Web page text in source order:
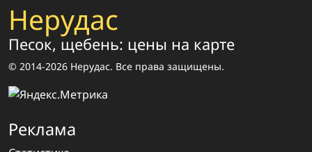
Нерудас
Песок, щебень: цены на карте
© 2014-2026 Нерудас. Все права защищены.
Реклама